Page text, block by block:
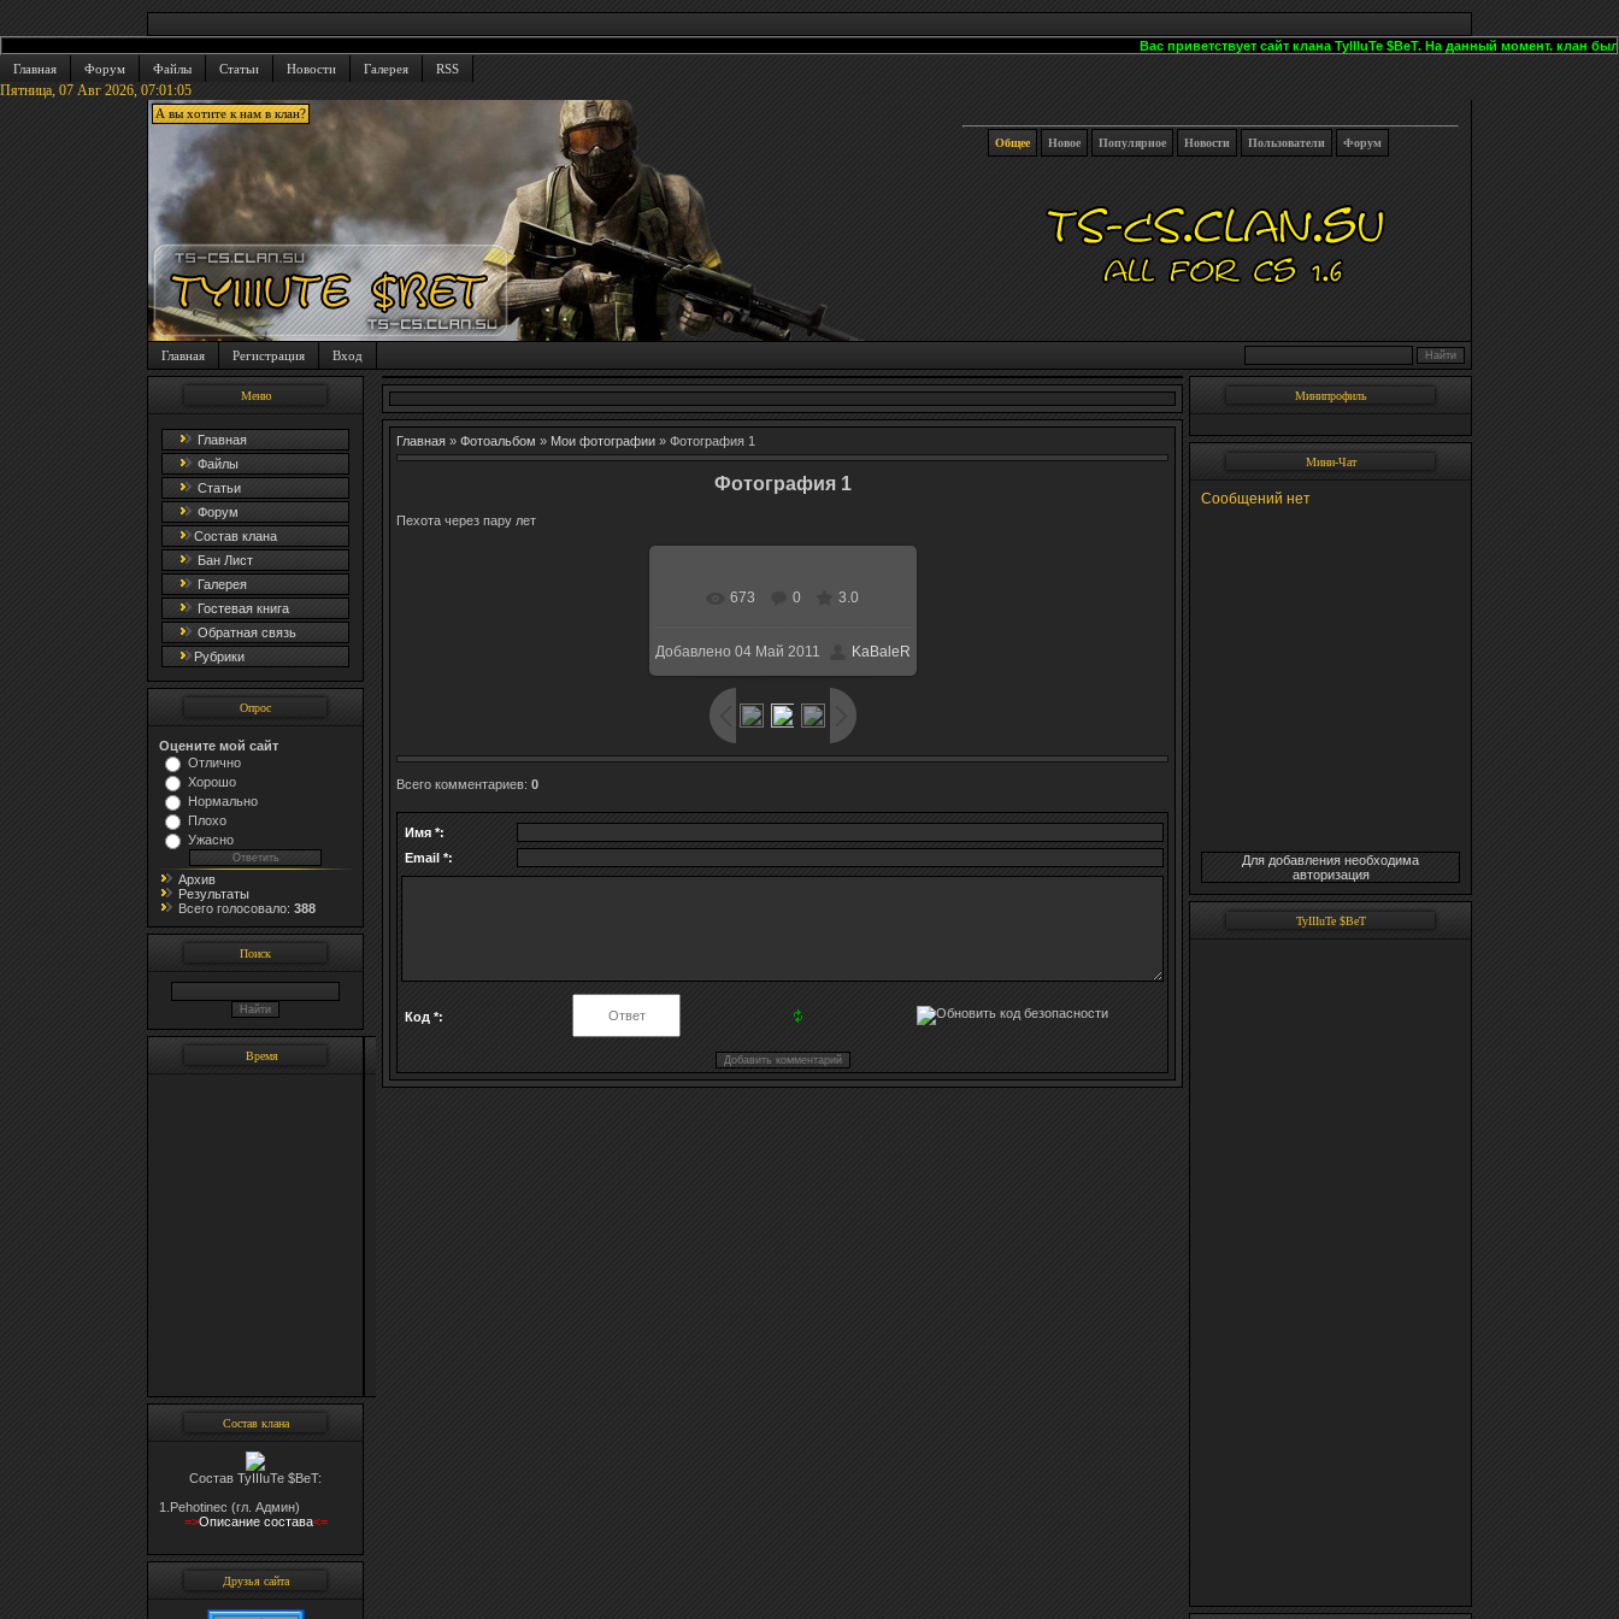
Вас приветствует сайт клана TyIIIuTe $BeT. На данный момент. клан
Главная
Форум Файлы Статьи Новости Галерея RSS
Пятница, 07 Авг 2026, 07:01:05
А вы хотите к нам в клан?
Общее Новое Популярное Новости Пользователи Форум
Главная Регистрация Вход
Меню
Главная
Файлы
Статьи
Форум
Состав клана
Бан Лист
Галерея
Гостевая книга
Обратная связь
Рубрики
Опрос
Оцените мой сайт
Отлично
Хорошо
Нормально
Плохо
Ужасно
Архив
Результаты
Всего голосовало: 388
Поиск
Время
Состав клана
Состав TyIIIuTe $BeT:
1.Pehotinec (гл. Админ)
=>Oписание состава<=
Друзья сайта
Главная » Фотоальбом » Мои фотографии » Фотография 1
Фотография 1
Пехота через пару лет
В реальном размере
1280x1024 / 185.8Kb
673 0 3.0
Добавлено 04 Май 2011 KaBaleR
Всего комментариев: 0
Имя *:
Email *:
Код *:
Минипрофиль
Мини-Чат
Для добавления необходима
авторизация
TyIIIuTe $BeT